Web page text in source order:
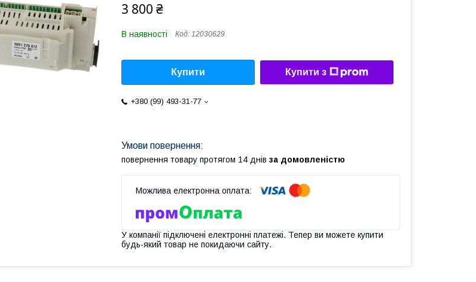
3 800 ₴
В наявності Код: 12030629
Купити Купити з
+380 (99) 493-31-77
повернення товару протягом 14 днів за домовленістю
У компанії підключені електронні платежі. Тепер ви можете купити
будь-який товар не покидаючи сайту.